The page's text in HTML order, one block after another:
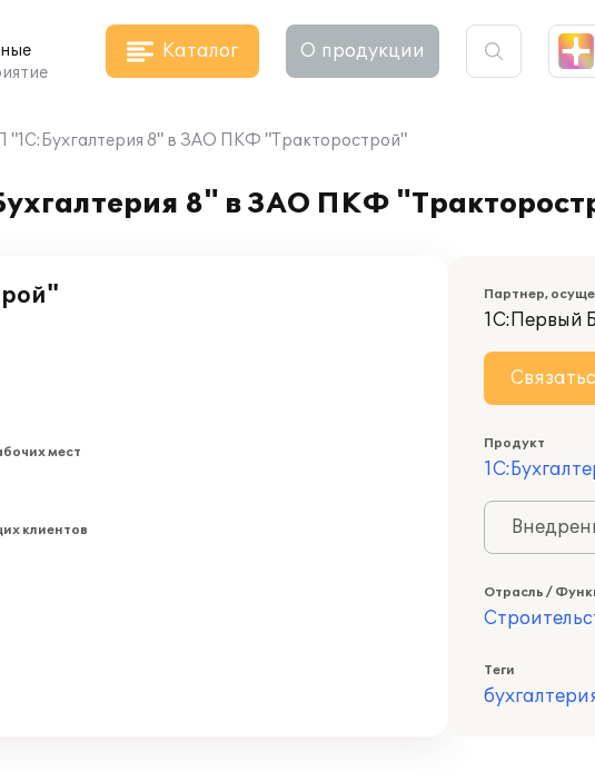
Каталог О продукции
"1C:Бухгалтерия 8" в ЗАО ПКФ "Тракторострой"
8" в ЗАО ПКФ
мест
клиентов
Партнер,
1С:Первый
Продукт
Отрасль /
Теги